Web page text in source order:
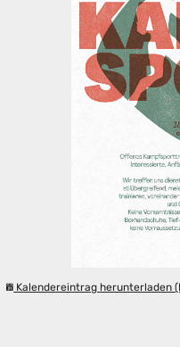
Kalendereintrag herunterladen